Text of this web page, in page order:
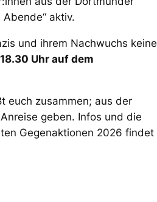
aktiv.
und ihrem Nachwuchs keine
Uhr auf dem
euch zusammen; aus der
geben. Infos und die
Gegenaktionen 2026 findet